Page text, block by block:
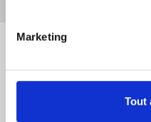
Marketing
Tout